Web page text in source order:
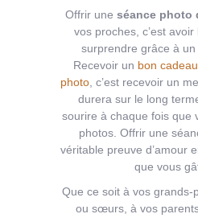
Offrir une séance photo
vos proches, c’est
surprendre grâce à un
Recevoir un bon
photo, c’est recevoir un
durera sur le long
sourire à chaque fois que
photos. Offrir une
véritable preuve d’amour
que vous
Que ce soit à vos grands-
ou sœurs, à vos